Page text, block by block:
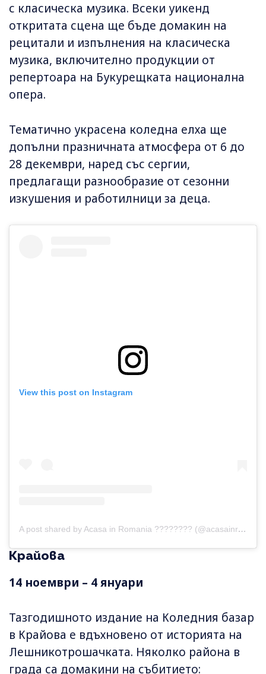
с класическа музика. Всеки уикенд
откритата сцена ще бъде домакин на
рецитали и изпълнения на класическа
музика, включително продукции от
репертоара на Букурещката национална
опера.
Тематично украсена коледна елха ще
допълни празничната атмосфера от 6 до
28 декември, наред със сергии,
предлагащи разнообразие от сезонни
изкушения и работилници за деца.
View this post on Instagram
A post shared by Acasa in Romania ???????? (@acasainromania)
Крайова
14 ноември – 4 януари
Тазгодишното издание на Коледния базар
в Крайова e вдъхновено от историята на
Лешникотрошачката. Няколко района в
града са домакини на събитието: